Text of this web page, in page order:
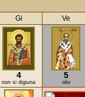
Gi Ve
4
non si digiuna
5
olio